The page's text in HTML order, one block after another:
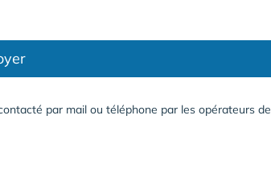
par mail ou téléphone par les opérateurs de